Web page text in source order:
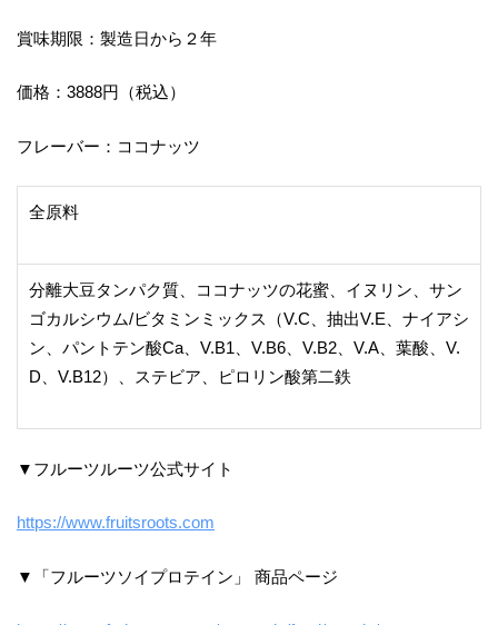
賞味期限：製造日から２年
価格：3888円（税込）
フレーバー：ココナッツ
全原料
分離大豆タンパク質、ココナッツの花蜜、イヌリン、サン
ゴカルシウム/ビタミンミックス（V.C、抽出V.E、ナイアシ
ン、パントテン酸Ca、V.B1、V.B6、V.B2、V.A、葉酸、V.
D、V.B12）、ステビア、ピロリン酸第二鉄
▼フルーツルーツ公式サイト
https://www.fruitsroots.com
▼「フルーツソイプロテイン」 商品ページ